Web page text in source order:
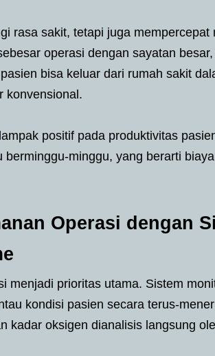
rasa sakit, tetapi juga mempercepat
operasi dengan sayatan
bisa keluar dari rumah sakit
konvensional.
positif pada produktivitas
berminggu-minggu, yang berarti
Operasi dengan
menjadi prioritas utama. Sistem
kondisi pasien secara terus-
kadar oksigen dianalisis langsung